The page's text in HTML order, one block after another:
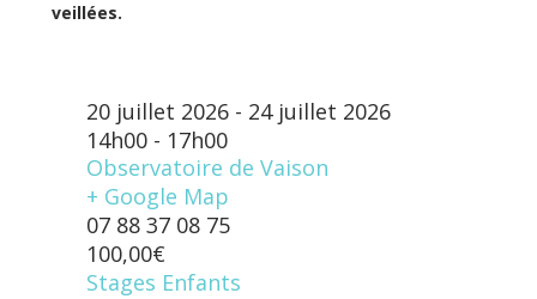
veillées.
20 juillet 2026 - 24 juillet 2026
14h00 - 17h00
Observatoire de Vaison
+ Google Map
07 88 37 08 75
100,00€
Stages Enfants